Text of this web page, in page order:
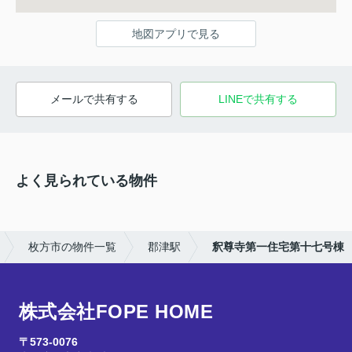
地図アプリで見る
メールで共有する LINEで共有する
よく見られている物件
枚方市の物件一覧 郡津駅 釈尊寺第一住宅第十七号棟
株式会社FOPE HOME
〒573-0076